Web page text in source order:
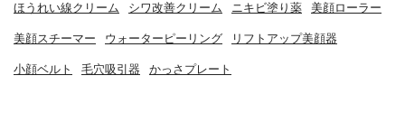
ほうれい線クリーム シワ改善クリーム ニキビ塗り薬 美顔ローラー
美顔スチーマー ウォーターピーリング リフトアップ美顔器
小顔ベルト 毛穴吸引器 かっさプレート